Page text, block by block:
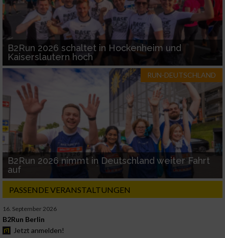
B2Run 2026 schaltet in Hockenheim und
Kaiserslautern hoch
RUN-DEUTSCHLAND
B2Run 2026 nimmt in Deutschland weiter Fahrt
auf
PASSENDE VERANSTALTUNGEN
16. September 2026
B2Run Berlin
Jetzt anmelden!